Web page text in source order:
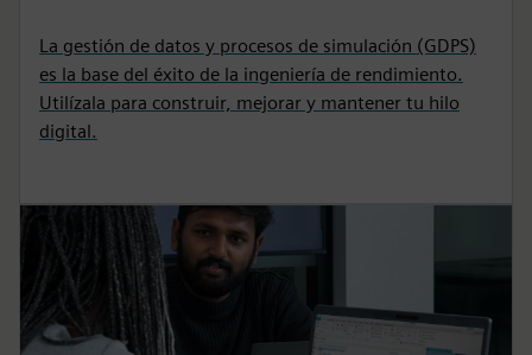
La gestión de datos y procesos de simulación (GDPS)
es la base del éxito de la ingeniería de rendimiento.
Utilízala para construir, mejorar y mantener tu hilo
digital.